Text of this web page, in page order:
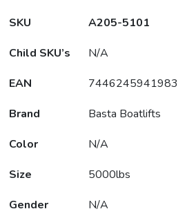
SKU
A205-5101
Child SKU’s
N/A
EAN
7446245941983
Brand
Basta Boatlifts
Color
N/A
Size
5000lbs
Gender
N/A